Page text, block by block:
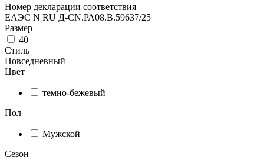
Номер декларации соответствия
ЕАЭС N RU Д-CN.РА08.В.59637/25
Размер
40
Стиль
Повседневный
Цвет
темно-бежевый
Пол
Мужской
Сезон